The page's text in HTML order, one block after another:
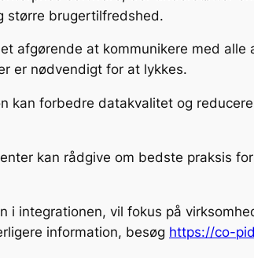
større brugertilfredshed.
afgørende at kommunikere med
er nødvendigt for at lykkes.
kan forbedre datakvalitet og
kan rådgive om bedste praksis
i integrationen, vil fokus på
information, besøg https://co-